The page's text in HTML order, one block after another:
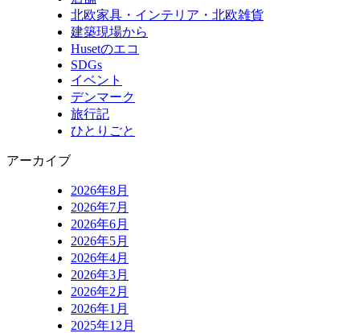
北欧家具・インテリア・北欧雑貨
建築現場から
Husetのエコ
SDGs
イベント
デンマーク
旅行記
ひとりごと
アーカイブ
2026年8月
2026年7月
2026年6月
2026年5月
2026年4月
2026年3月
2026年2月
2026年1月
2025年12月